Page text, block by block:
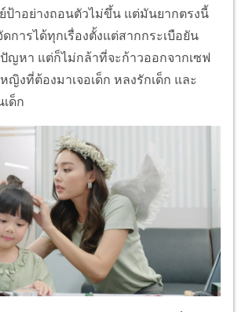
าอย่างถอนตัวไม่ขึ้น แต่มันยากตรงนี้
การได้ทุกเรื่องตั้งแต่สากกระเบือยัน
ญหา แต่ก็ไม่กล้าที่จะก้าวออกจากเซฟ
ญิงที่ต้องมาเจอเด็ก หลงรักเด็ก และ
ด็ก